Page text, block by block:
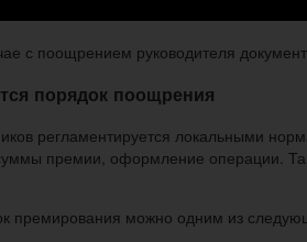
с поощрением руководителя
порядок поощрения
регламентируется локальными
премии, оформление операции.
премирования можно одним из